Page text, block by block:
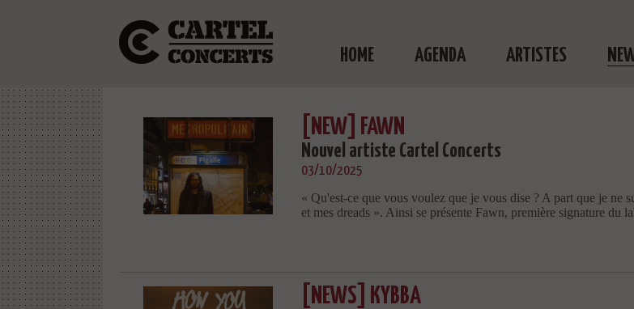
HOME AGENDA ARTISTES
[NEW] FAWN
Nouvel artiste Cartel Concerts
03/10/2025
« Qu'est-ce que vous voulez que je vous dise ? A part que je ne
et mes dreads ». Ainsi se présente Fawn, première signature du
[NEWS] KYBBA